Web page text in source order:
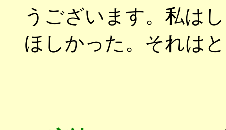
うございます。私は
ほしかった。それは